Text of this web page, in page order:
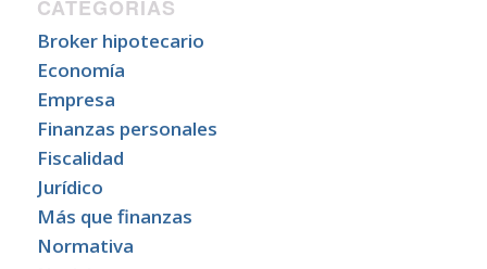
CATEGORÍAS
Broker hipotecario
Economía
Empresa
Finanzas personales
Fiscalidad
Jurídico
Más que finanzas
Normativa